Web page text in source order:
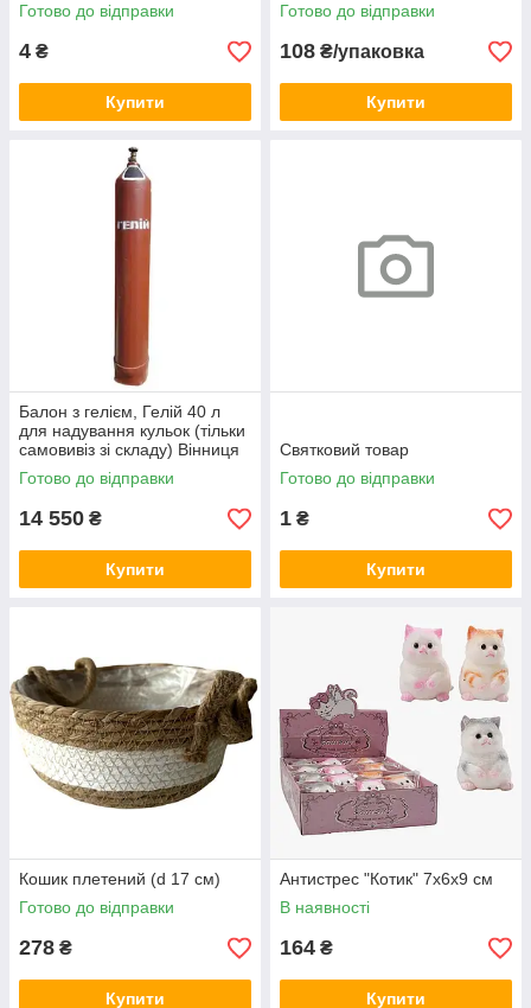
Готово до відправки
4 ₴
Купити
Готово до відправки
108 ₴/упаковка
Купити
Балон з гелієм, Гелій 40 л
для надування кульок (тільки
самовивіз зі складу) Вінниця
Готово до відправки
14 550 ₴
Купити
Святковий товар
Готово до відправки
1 ₴
Купити
Кошик плетений (d 17 см)
Готово до відправки
278 ₴
Купити
Антистрес "Котик" 7х6х9 см
В наявності
164 ₴
Купити